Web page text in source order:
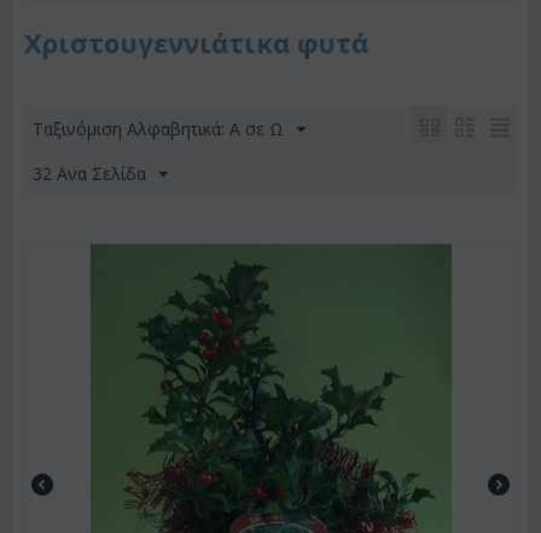
Χριστουγεννιάτικα φυτά
Ταξινόμιση Αλφαβητικά: A σε Ω
32 Ανα Σελίδα